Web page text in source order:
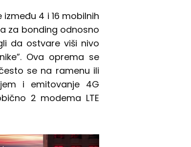
4 i 16 mobilnih
za bonding odnosno
da ostvare viši nivo
Ova oprema se
se na ramenu ili
i emitovanje 4G
2 modema LTE